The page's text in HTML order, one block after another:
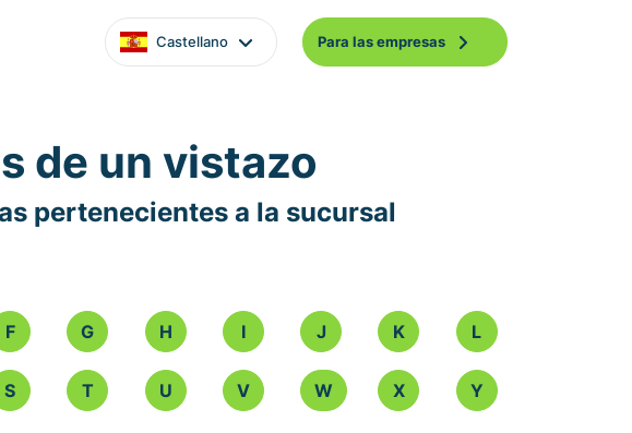
Castellano Para las empresas
de un vistazo
pertenecientes a la sucursal
F G H I J K L
S T U V W X Y